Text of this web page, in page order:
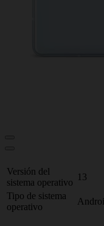
Versión del
sistema operativo
13
Tipo de sistema
operativo